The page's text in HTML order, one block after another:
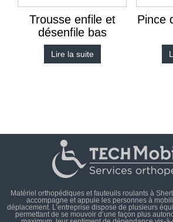
Trousse enfile et
désenfile bas
Lire la suite
Pince
Matériel orthopédiques et fauteuils roulants à
accompagne et appuie les personnes à
déplacement. L’entreprise dispose de plusieurs
permettant de se mouvoir d’une façon plus